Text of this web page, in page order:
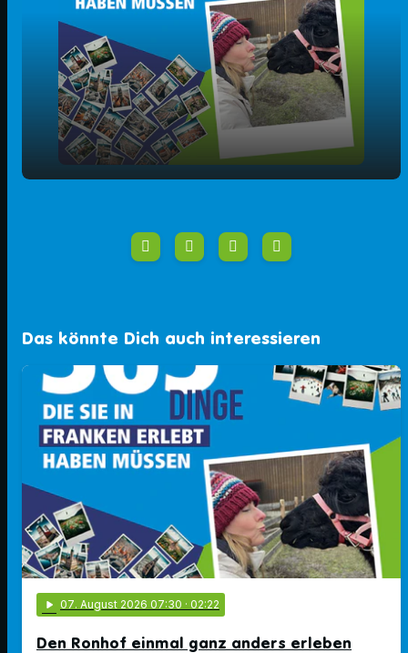
Das könnte Dich auch interessieren
play_arrow 07. August 2026 07:30 · 02:22
Den Ronhof einmal ganz anders erleben